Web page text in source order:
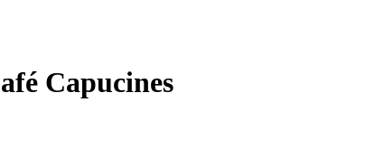
Capucines